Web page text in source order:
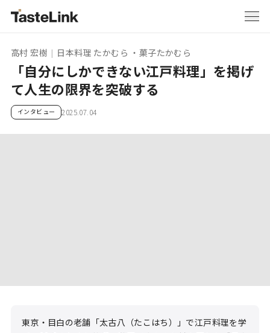
高村 宏樹 | 日本料理 たかむら ・菓子たかむら
「自分にしかできない江戸料理」を掲げ
て人生の限界を突破する
インタビュー 2025.07.04
東京・目白の老舗「太古八（たこはち）」で江戸料理を学